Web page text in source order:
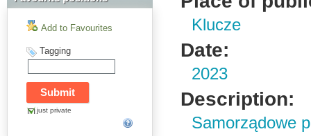
Add to Favourites
Tagging
just private
Klucze
Date:
2023
Description:
Samorządowe